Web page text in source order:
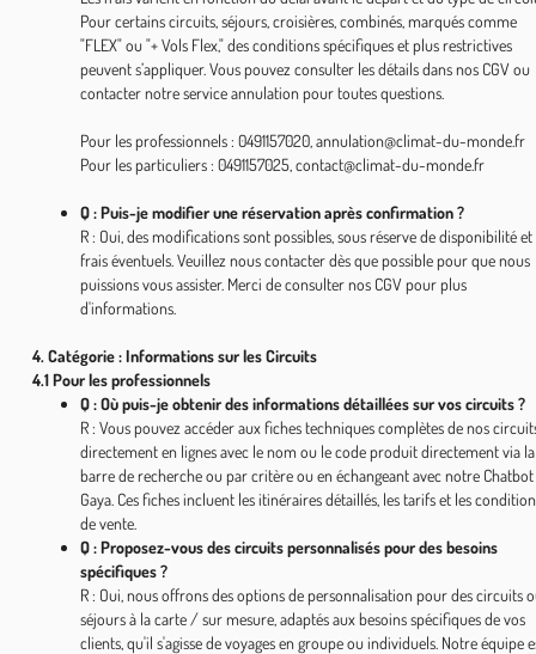
Pour certains circuits, séjours, croisières, combinés, marqués comme
"FLEX" ou "+ Vols Flex," des conditions spécifiques et plus restrictives
peuvent s’appliquer. Vous pouvez consulter les détails dans nos CGV ou
contacter notre service annulation pour toutes questions.
Pour les professionnels : 0491157020, annulation@climat-du-monde.fr
Pour les particuliers : 0491157025, contact@climat-du-monde.fr
Q : Puis-je modifier une réservation après confirmation ?
R : Oui, des modifications sont possibles, sous réserve de disponibilité et
frais éventuels. Veuillez nous contacter dès que possible pour que nous
puissions vous assister. Merci de consulter nos CGV pour plus
d'informations.
4. Catégorie : Informations sur les Circuits
4.1 Pour les professionnels
Q : Où puis-je obtenir des informations détaillées sur vos circuits ?
R : Vous pouvez accéder aux fiches techniques complètes de nos
directement en lignes avec le nom ou le code produit directement via la
barre de recherche ou par critère ou en échangeant avec notre Chatbot
Gaya. Ces fiches incluent les itinéraires détaillés, les tarifs et les
de vente.
Q : Proposez-vous des circuits personnalisés pour des besoins
spécifiques ?
R : Oui, nous offrons des options de personnalisation pour des circuits
séjours à la carte / sur mesure, adaptés aux besoins spécifiques de vos
clients, qu'il s'agisse de voyages en groupe ou individuels. Notre équipe